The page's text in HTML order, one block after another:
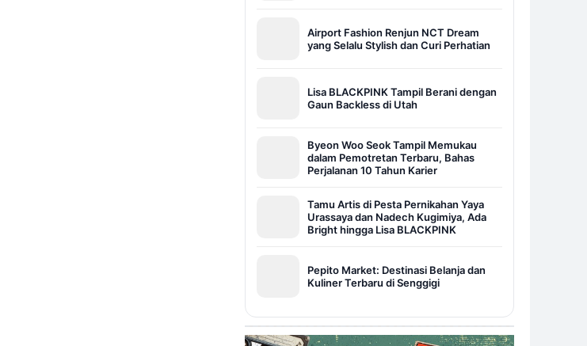
Airport Fashion Renjun NCT Dream
yang Selalu Stylish dan Curi Perhatian
Lisa BLACKPINK Tampil Berani dengan
Gaun Backless di Utah
Byeon Woo Seok Tampil Memukau
dalam Pemotretan Terbaru, Bahas
Perjalanan 10 Tahun Karier
Tamu Artis di Pesta Pernikahan Yaya
Urassaya dan Nadech Kugimiya, Ada
Bright hingga Lisa BLACKPINK
Pepito Market: Destinasi Belanja dan
Kuliner Terbaru di Senggigi